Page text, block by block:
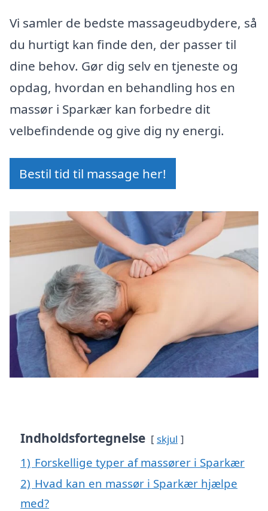
Vi samler de bedste massageudbydere, så
du hurtigt kan finde den, der passer til
dine behov. Gør dig selv en tjeneste og
opdag, hvordan en behandling hos en
massør i Sparkær kan forbedre dit
velbefindende og give dig ny energi.
Bestil tid til massage her!
Indholdsfortegnelse skjul
1) Forskellige typer af massører i Sparkær
2) Hvad kan en massør i Sparkær hjælpe
med?